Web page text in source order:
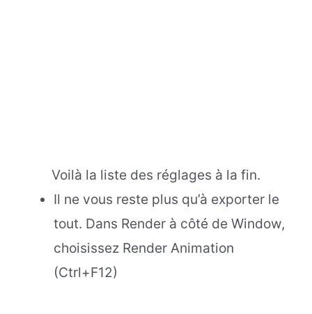
Voilà la liste des réglages à la fin.
Il ne vous reste plus qu’à exporter le
tout. Dans Render à côté de Window,
choisissez Render Animation
(Ctrl+F12)